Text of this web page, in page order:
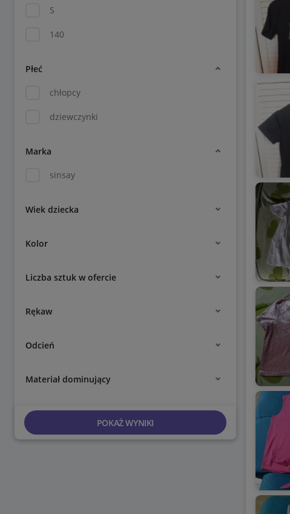
S
140
Płeć
chłopcy
dziewczynki
Marka
sinsay
Wiek dziecka
Kolor
Liczba sztuk w ofercie
Rękaw
Odcień
Materiał dominujący
POKAŻ WYNIKI